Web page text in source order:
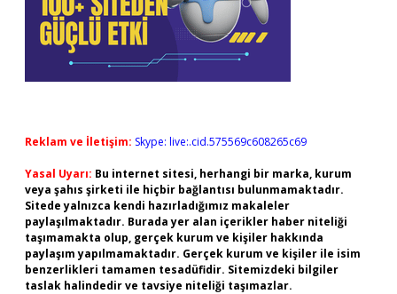
Reklam ve İletişim: Skype: live:.cid.575569c608265c69
Yasal Uyarı: Bu internet sitesi, herhangi bir marka, kurum
veya şahıs şirketi ile hiçbir bağlantısı bulunmamaktadır.
Sitede yalnızca kendi hazırladığımız makaleler
paylaşılmaktadır. Burada yer alan içerikler haber niteliği
taşımamakta olup, gerçek kurum ve kişiler hakkında
paylaşım yapılmamaktadır. Gerçek kurum ve kişiler ile isim
benzerlikleri tamamen tesadüfidir. Sitemizdeki bilgiler
taslak halindedir ve tavsiye niteliği taşımazlar.